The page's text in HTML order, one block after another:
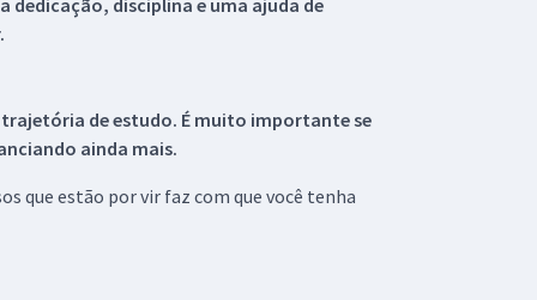
dedicação, disciplina e uma ajuda de
de estudo. É muito importante se
ainda mais.
que estão por vir faz com que você tenha